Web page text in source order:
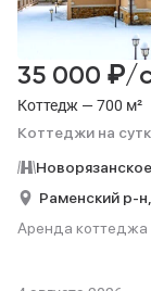
Коттедж — 700 м²
Коттеджи на
35 000 ₽/
Новорязанское
Раменский р-н,
Аренда коттеджа